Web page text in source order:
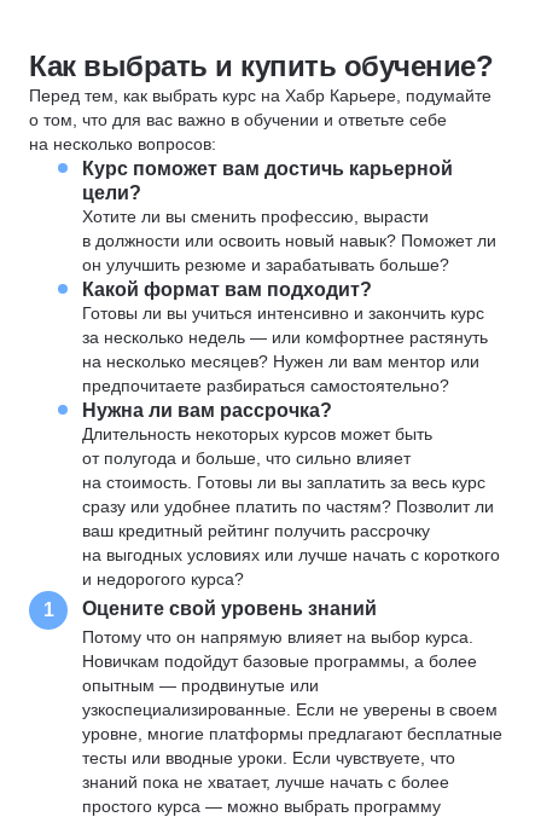
Как выбрать и купить обучение?
Перед тем, как выбрать курс на Хабр Карьере, подумайте
о том, что для вас важно в обучении и ответьте себе
на несколько вопросов:
Курс поможет вам достичь карьерной
цели?
Хотите ли вы сменить профессию, вырасти
в должности или освоить новый навык? Поможет ли
он улучшить резюме и зарабатывать больше?
Какой формат вам подходит?
Готовы ли вы учиться интенсивно и закончить курс
за несколько недель — или комфортнее растянуть
на несколько месяцев? Нужен ли вам ментор или
предпочитаете разбираться самостоятельно?
Нужна ли вам рассрочка?
Длительность некоторых курсов может быть
от полугода и больше, что сильно влияет
на стоимость. Готовы ли вы заплатить за весь курс
сразу или удобнее платить по частям? Позволит ли
ваш кредитный рейтинг получить рассрочку
на выгодных условиях или лучше начать с короткого
и недорогого курса?
1 Оцените свой уровень знаний
Потому что он напрямую влияет на выбор курса.
Новичкам подойдут базовые программы, а более
опытным — продвинутые или
узкоспециализированные. Если не уверены в своем
уровне, многие платформы предлагают бесплатные
тесты или вводные уроки. Если чувствуете, что
знаний пока не хватает, лучше начать с более
простого курса — можно выбрать программу